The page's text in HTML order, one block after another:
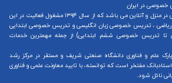
خصوصی در ایران
منزل و آنلاین
می باشد که از سال ۱۳۹۴ مشغول فعالیت در این
، تدریس خصوصی زبان انگلیسیو تدریس خصوصی ابتدایی
تا تدریس خصوصی ششم ابتدایی) از جمله مهمترین خدمات
علم و فناوری دانشگاه صنعتی شریف و مستقر در مرکز رشد
مفتخر است که توانسته، با تایید معاونت علمی و فناوری
نائل شود.